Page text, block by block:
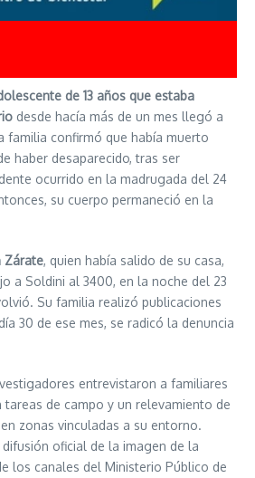
de 13 años que estaba
desde hacía más de un mes llegó a
familia confirmó que había muerto
haber desaparecido, tras ser
ocurrido en la madrugada del 24
su cuerpo permaneció en la
Zárate, quien había salido de su casa,
a Soldini al 3400, en la noche del 23
Su familia realizó publicaciones
30 de ese mes, se radicó la denuncia
entrevistaron a familiares
de campo y un relevamiento de
zonas vinculadas a su entorno.
oficial de la imagen de la
los canales del Ministerio Público de